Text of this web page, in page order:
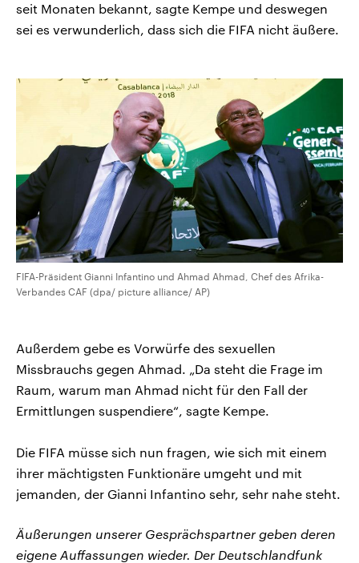
seit Monaten bekannt, sagte Kempe und deswegen
sei es verwunderlich, dass sich die FIFA nicht äußere.
FIFA-Präsident Gianni Infantino und Ahmad Ahmad, Chef des Afrika-
Verbandes CAF (dpa/ picture alliance/ AP)
Außerdem gebe es Vorwürfe des sexuellen
Missbrauchs gegen Ahmad. „Da steht die Frage im
Raum, warum man Ahmad nicht für den Fall der
Ermittlungen suspendiere“, sagte Kempe.
Die FIFA müsse sich nun fragen, wie sich mit einem
ihrer mächtigsten Funktionäre umgeht und mit
jemanden, der Gianni Infantino sehr, sehr nahe steht.
Äußerungen unserer Gesprächspartner geben deren
eigene Auffassungen wieder. Der Deutschlandfunk